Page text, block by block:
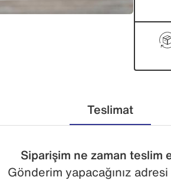
Teslimat
Siparişim ne zaman teslim
Gönderim yapacağınız